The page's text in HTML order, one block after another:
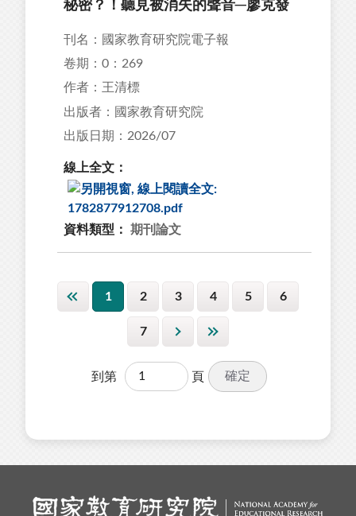
秘密？！聽見被消失的聲音─廖克發
刊名：國家教育研究院電子報
卷期：0：269
作者：王清標
出版者：國家教育研究院
出版日期：2026/07
線上全文：
資料類型： 期刊論文
1 2 3 4 5 6
7
到第 頁 確定